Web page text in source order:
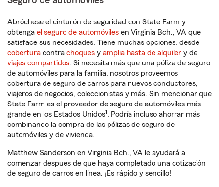
Abróchese el cinturón de seguridad con State Farm y
obtenga el seguro de automóviles en Virginia Bch., VA que
satisface sus necesidades. Tiene muchas opciones, desde
cobertura contra choques y amplia hasta de alquiler y de
viajes compartidos. Si necesita más que una póliza de seguro
de automóviles para la familia, nosotros proveemos
cobertura de seguro de carros para nuevos conductores,
viajeros de negocios, coleccionistas y más. Sin mencionar que
State Farm es el proveedor de seguro de automóviles más
grande en los Estados Unidos1. Podría incluso ahorrar más
combinando la compra de las pólizas de seguro de
automóviles y de vivienda.
Matthew Sanderson en Virginia Bch., VA le ayudará a
comenzar después de que haya completado una cotización
de seguro de carros en línea. ¡Es rápido y sencillo!